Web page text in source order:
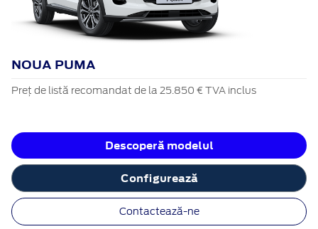
NOUA PUMA
Preț de listă recomandat de la 25.850 € TVA inclus
Descoperă modelul
Configurează
Contactează-ne